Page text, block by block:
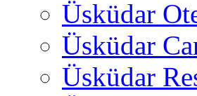
Üsküdar
Üsküdar
Üsküdar